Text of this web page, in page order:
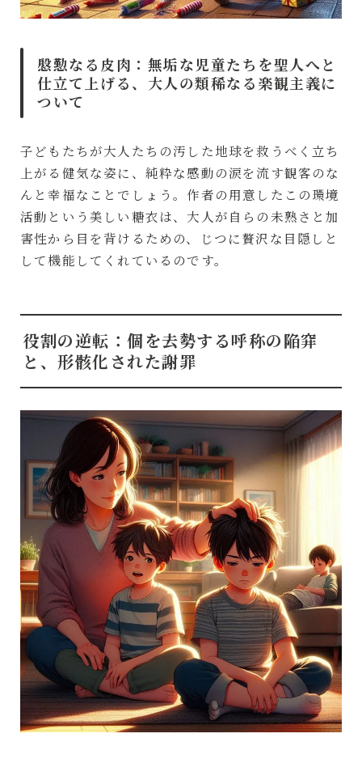
慇懃なる皮肉：無垢な児童たちを聖人へと
仕立て上げる、大人の類稀なる楽観主義に
ついて
子どもたちが大人たちの汚した地球を救うべく立ち
上がる健気な姿に、純粋な感動の涙を流す観客のな
んと幸福なことでしょう。作者の用意したこの環境
活動という美しい糖衣は、大人が自らの未熟さと加
害性から目を背けるための、じつに贅沢な目隠しと
して機能してくれているのです。
役割の逆転：個を去勢する呼称の陥穽
と、形骸化された謝罪